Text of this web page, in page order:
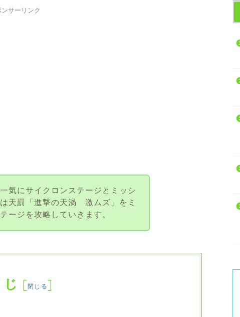
サーリンク
気にサイクロンステージとミッシ
天罰「進撃の天渦 激ムズ」をミ
ージを攻略していきます。
[閉じる]